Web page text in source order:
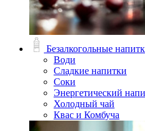
Безалкогольные
Води
Сладкие напитки
Соки
Энергетический
Холодный чай
Квас и Комбуча